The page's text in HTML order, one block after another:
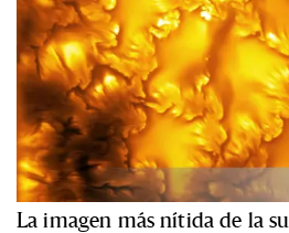
La imagen más nítida de la